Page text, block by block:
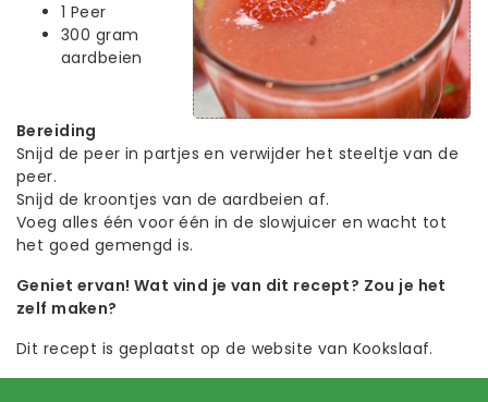
1 Peer
300 gram
aardbeien
Bereiding
Snijd de peer in partjes en verwijder het steeltje van de
peer.
Snijd de kroontjes van de aardbeien af.
Voeg alles één voor één in de slowjuicer en wacht tot
het goed gemengd is.
Geniet ervan! Wat vind je van dit recept? Zou je het
zelf maken?
Dit recept is geplaatst op de website van Kookslaaf.